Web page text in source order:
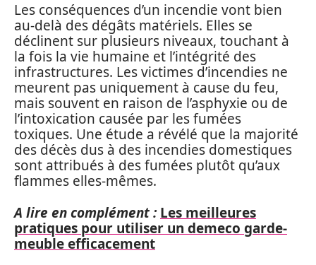
Les conséquences d’un incendie vont bien
au-delà des dégâts matériels. Elles se
déclinent sur plusieurs niveaux, touchant à
la fois la vie humaine et l’intégrité des
infrastructures. Les victimes d’incendies ne
meurent pas uniquement à cause du feu,
mais souvent en raison de l’asphyxie ou de
l’intoxication causée par les fumées
toxiques. Une étude a révélé que la majorité
des décès dus à des incendies domestiques
sont attribués à des fumées plutôt qu’aux
flammes elles-mêmes.
A lire en complément : Les meilleures
pratiques pour utiliser un demeco garde-
meuble efficacement